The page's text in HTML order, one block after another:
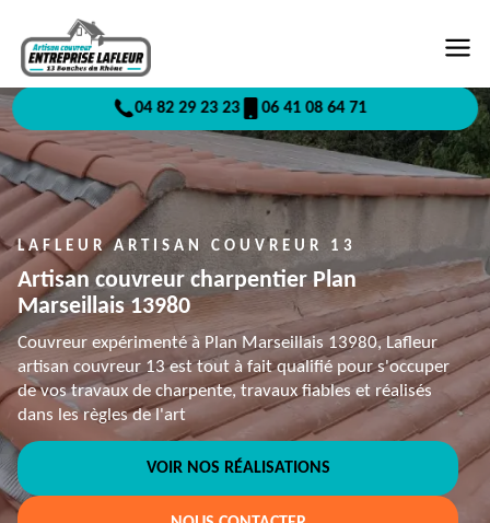
04 82 29 23 23 06 41 08 64 71
LAFLEUR ARTISAN COUVREUR 13
Artisan couvreur charpentier Plan
Marseillais 13980
Couvreur expérimenté à Plan Marseillais 13980, Lafleur
artisan couvreur 13 est tout à fait qualifié pour s'occuper
de vos travaux de charpente, travaux fiables et réalisés
dans les règles de l'art
VOIR NOS RÉALISATIONS